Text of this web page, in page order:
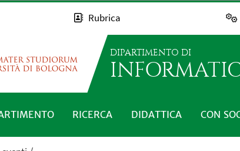
Rubrica
DIPARTIMENTO DI
RICERCA DIDATTICA CON